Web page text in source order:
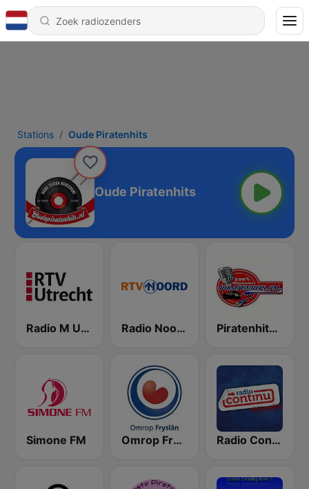
Stations Oude Piratenhits
Oude Piratenhits
Radio M Utrecht Radio Noord Piratenhits FM
Simone FM Omrop Fryslân Radio Continu